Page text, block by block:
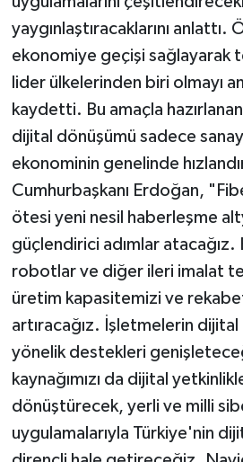
yaygınlaştıracaklarını anlattı.
ekonomiye geçişi sağlayarak
lider ülkelerinden biri olmayı
kaydetti. Bu amaçla
dijital dönüşümü sadece
ekonominin genelinde
Cumhurbaşkanı Erdoğan,
ötesi yeni nesil haberleşme
güçlendirici adımlar atacağız.
robotlar ve diğer ileri imalat
üretim kapasitemizi ve
artıracağız. İşletmelerin
yönelik destekleri
kaynağımızı da dijital
dönüştürecek, yerli ve milli
uygulamalarıyla Türkiye'nin